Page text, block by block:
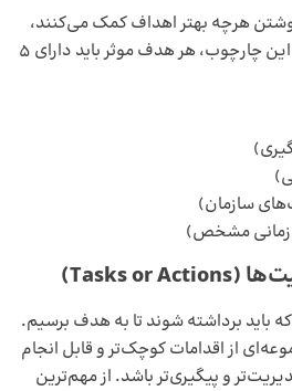
هرچه بهتر اهداف کمک می‌کنند،
چارچوب SMART است. طبق این چارچوب، هر هدف موثر باید دارای 5
(
Tasks or Actions
)
باید برداشته شوند تا به هدف برسیم.
از اقدامات کوچک‌تر و قابل انجام
و پیگیری‌تر باشد. از مهم‌ترین